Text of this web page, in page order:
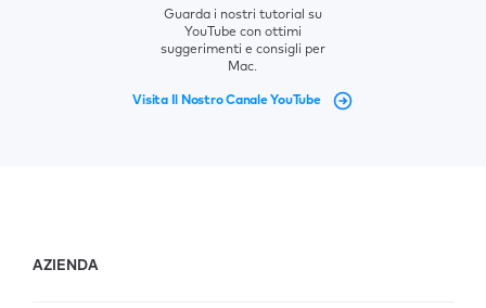
Guarda i nostri tutorial su
YouTube con ottimi
suggerimenti e consigli per
Mac.
Visita Il Nostro Canale YouTube
AZIENDA